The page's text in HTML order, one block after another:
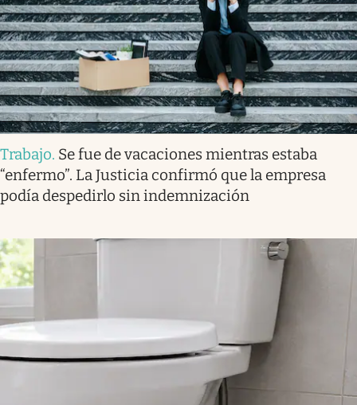
Trabajo. Se fue de vacaciones mientras estaba
“enfermo”. La Justicia confirmó que la empresa
podía despedirlo sin indemnización